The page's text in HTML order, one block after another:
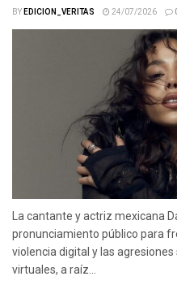
BYEDICION_VERITAS 24/07/2026
La cantante y actriz mexicana
pronunciamiento público para
violencia digital y las
virtuales, a raíz...